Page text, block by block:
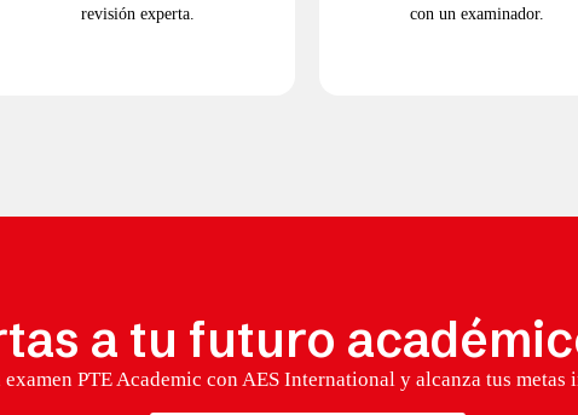
revisión experta.
con un examinador.
a tu futuro
examen PTE Academic con AES International y alcanza tus metas